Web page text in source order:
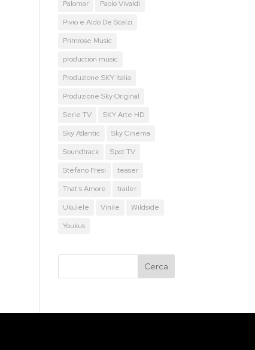
Palomar
Paolo Vivaldi
Pivio e Aldo De Scalzi
Primrose Music
production music
Produzione SKY Italia
Produzione Sky Original
Serie TV
SKY Arte HD
Sky Atlantic
Sky Cinema
Soundtrack
Spot TV
Stefano Fresi
teaser
That's Amore
trailer
Ukulele
Vinile
Wildside
Youkus